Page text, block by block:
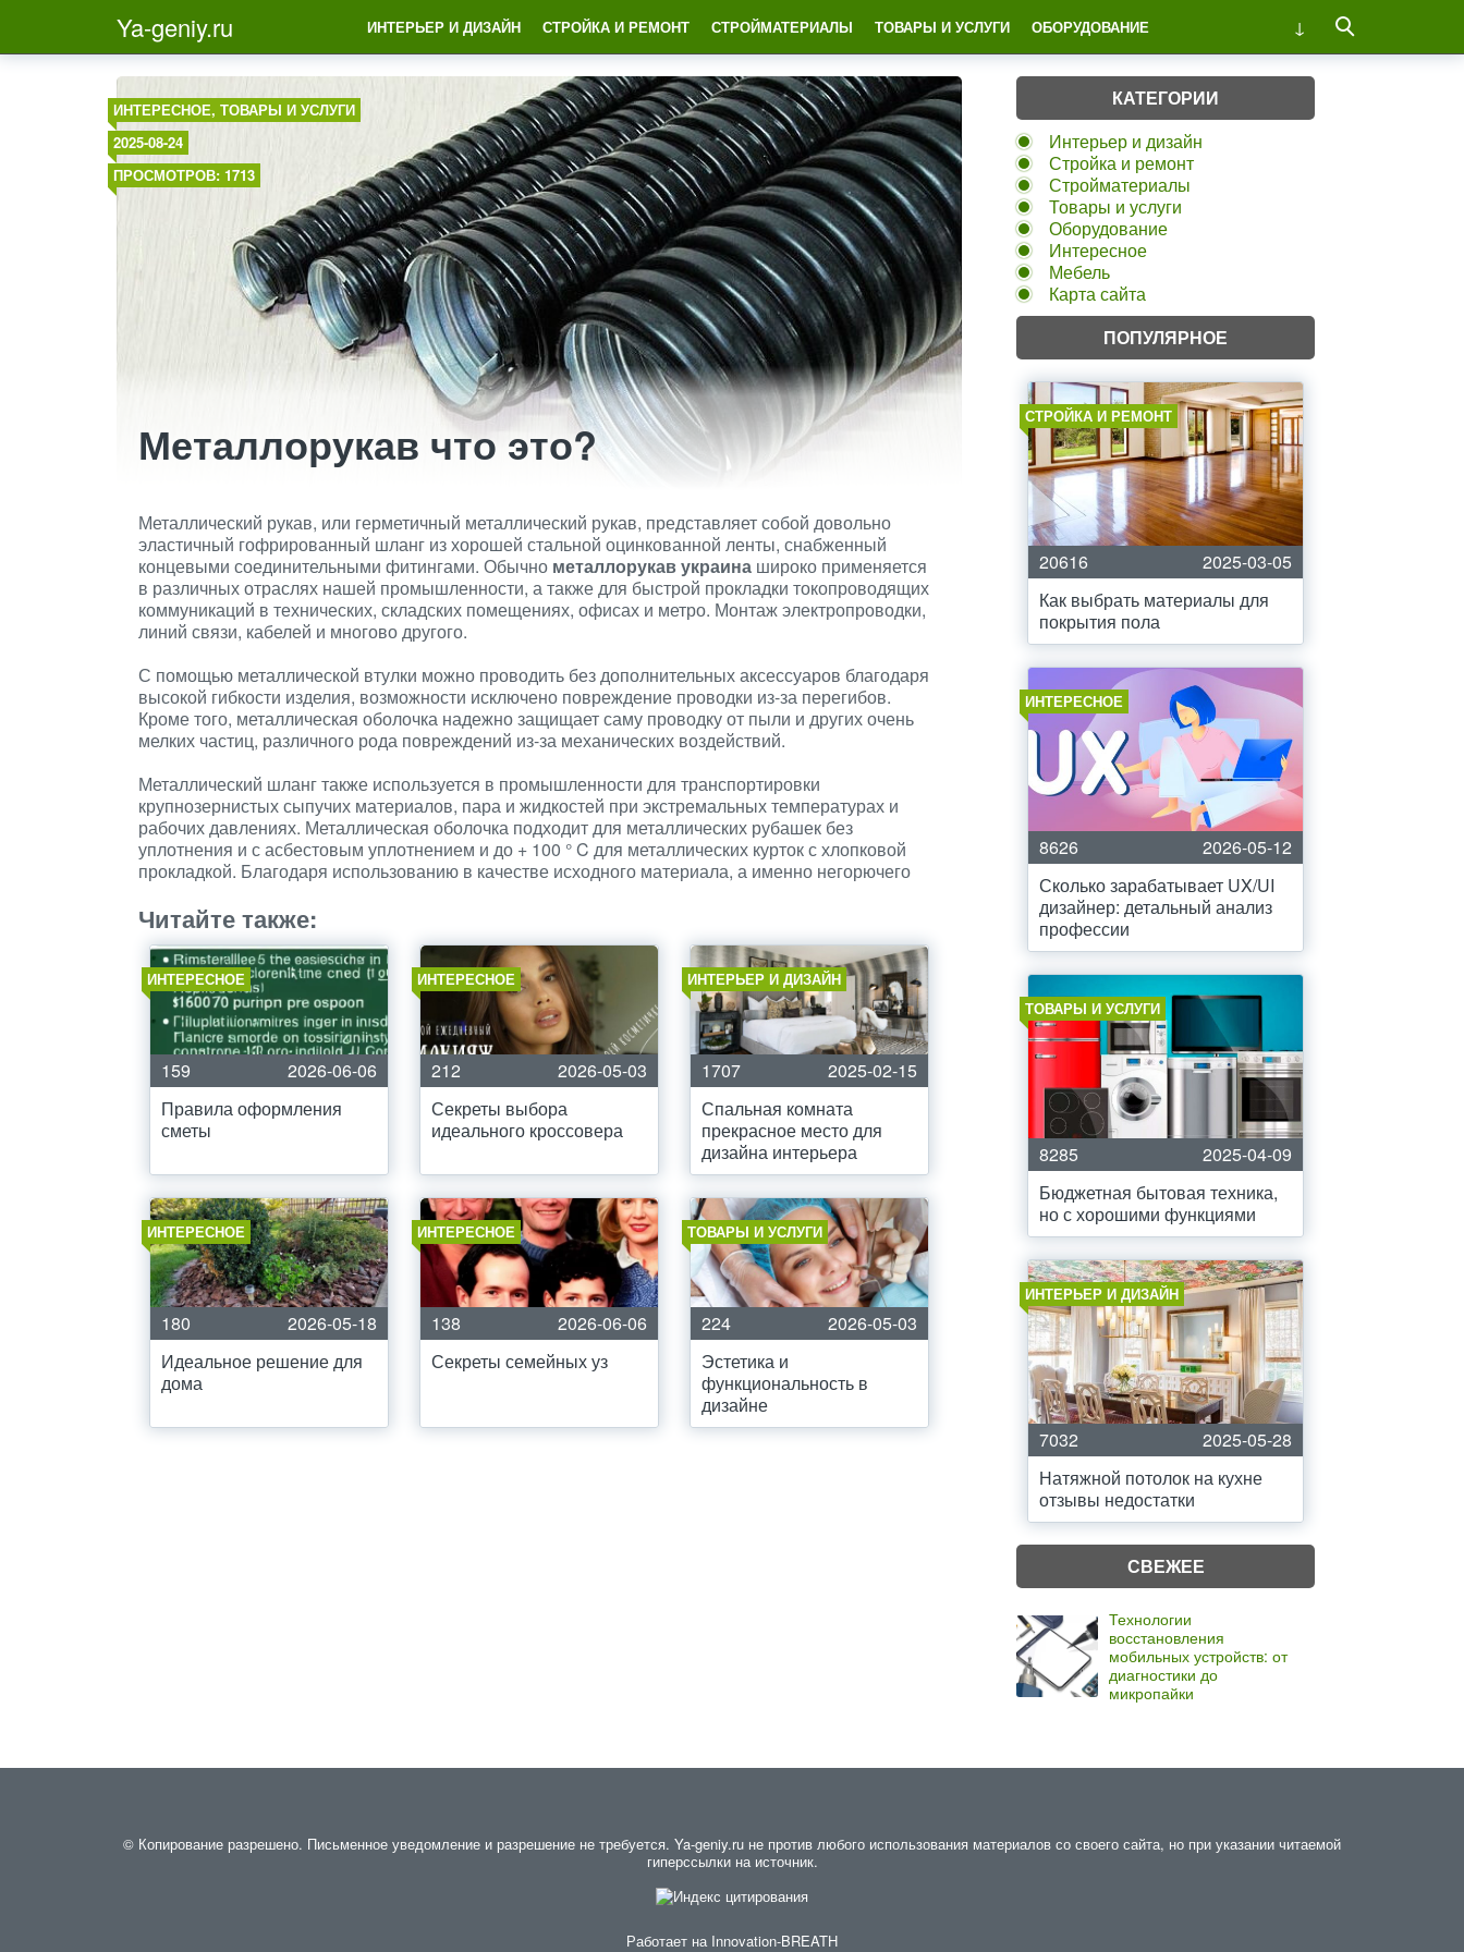
Ya-geniy.ru ИНТЕРЬЕР И ДИЗАЙН СТРОЙКА И РЕМОНТ СТРОЙМАТЕРИАЛЫ ТОВАРЫ И УСЛУГИ ОБОРУДОВАНИЕ
ИНТЕРЕСНОЕ, ТОВАРЫ И УСЛУГИ
2025-08-24
ПРОСМОТРОВ: 1713
Металлорукав что это?
Металлический рукав, или герметичный металлический рукав, представляет собой довольно
эластичный гофрированный шланг из хорошей стальной оцинкованной ленты, снабженный
концевыми соединительными фитингами. Обычно металлорукав украина широко применяется
в различных отраслях нашей промышленности, а также для быстрой прокладки токопроводящих
коммуникаций в технических, складских помещениях, офисах и метро. Монтаж электропроводки,
линий связи, кабелей и многово другого.
С помощью металлической втулки можно проводить без дополнительных аксессуаров благодаря
высокой гибкости изделия, возможности исключено повреждение проводки из-за перегибов.
Кроме того, металлическая оболочка надежно защищает саму проводку от пыли и других очень
мелких частиц, различного рода повреждений из-за механических воздействий.
Металлический шланг также используется в промышленности для транспортировки
крупнозернистых сыпучих материалов, пара и жидкостей при экстремальных температурах и
рабочих давлениях. Металлическая оболочка подходит для металлических рубашек без
уплотнения и с асбестовым уплотнением и до + 100 ° C для металлических курток с хлопковой
прокладкой. Благодаря использованию в качестве исходного материала, а именно негорючего
Читайте также:
ИНТЕРЕСНОЕ
159
2026-06-06
Правила оформления
сметы
ИНТЕРЕСНОЕ
212
2026-05-03
Секреты выбора
идеального кроссовера
ИНТЕРЬЕР И ДИЗАЙН
1707
2025-02-15
Спальная комната
прекрасное место для
дизайна интерьера
ИНТЕРЕСНОЕ
180
2026-05-18
Идеальное решение для
дома
ИНТЕРЕСНОЕ
138
2026-06-06
Секреты семейных уз
ТОВАРЫ И УСЛУГИ
224
2026-05-03
Эстетика и
функциональность в
дизайне
КАТЕГОРИИ
Интерьер и дизайн
Стройка и ремонт
Стройматериалы
Товары и услуги
Оборудование
Интересное
Мебель
Карта сайта
ПОПУЛЯРНОЕ
СТРОЙКА И РЕМОНТ
20616
2025-03-05
Как выбрать материалы для
покрытия пола
ИНТЕРЕСНОЕ
8626
2026-05-12
Сколько зарабатывает UX/UI
дизайнер: детальный анализ
профессии
ТОВАРЫ И УСЛУГИ
8285
2025-04-09
Бюджетная бытовая техника,
но с хорошими функциями
ИНТЕРЬЕР И ДИЗАЙН
7032
2025-05-28
Натяжной потолок на кухне
отзывы недостатки
СВЕЖЕЕ
Технологии
восстановления
мобильных устройств: от
диагностики до
микропайки
© Копирование разрешено. Письменное уведомление и разрешение не требуется. Ya-geniy.ru не против любого использования материалов со своего сайта, но при указании читаемой
гиперссылки на источник.
Работает на Innovation-BREATH